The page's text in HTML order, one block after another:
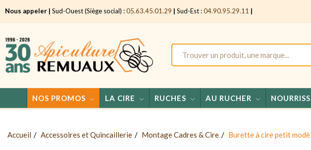
Nous appeler | Sud-Ouest (Siège social) :05.63.45.01.29 | Sud-Est :04.90.95.29.11 |
NOS PROMOS LA CIRE RUCHES AU RUCHER
Accueil Accessoires et Quincaillerie Montage Cadres & Cire Burette à cire petit